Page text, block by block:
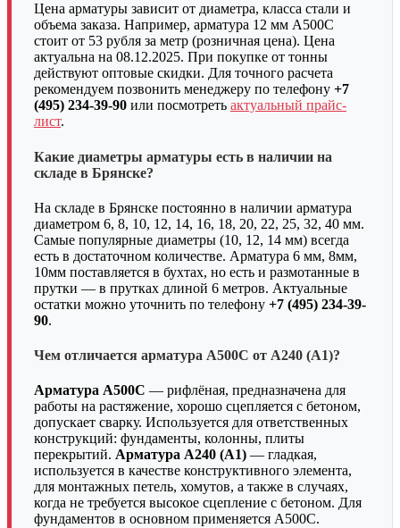
Цена арматуры зависит от диаметра, класса стали и
объема заказа. Например, арматура 12 мм А500С
стоит от 53 рубля за метр (розничная цена). Цена
актуальна на 08.12.2025. При покупке от тонны
действуют оптовые скидки. Для точного расчета
рекомендуем позвонить менеджеру по телефону +7
(495) 234-39-90 или посмотреть актуальный прайс-
лист.
Какие диаметры арматуры есть в наличии на
складе в Брянске?
На складе в Брянске постоянно в наличии арматура
диаметром 6, 8, 10, 12, 14, 16, 18, 20, 22, 25, 32, 40 мм.
Самые популярные диаметры (10, 12, 14 мм) всегда
есть в достаточном количестве. Арматура 6 мм, 8мм,
10мм поставляется в бухтах, но есть и размотанные в
прутки — в прутках длиной 6 метров. Актуальные
остатки можно уточнить по телефону +7 (495) 234-39-
90.
Чем отличается арматура А500С от А240 (А1)?
Арматура А500С — рифлёная, предназначена для
работы на растяжение, хорошо сцепляется с бетоном,
допускает сварку. Используется для ответственных
конструкций: фундаменты, колонны, плиты
перекрытий. Арматура А240 (А1) — гладкая,
используется в качестве конструктивного элемента,
для монтажных петель, хомутов, а также в случаях,
когда не требуется высокое сцепление с бетоном. Для
фундаментов в основном применяется А500С.